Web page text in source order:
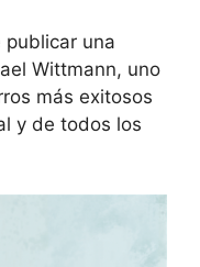
publicar una
Wittmann, uno
más exitosos
y de todos los